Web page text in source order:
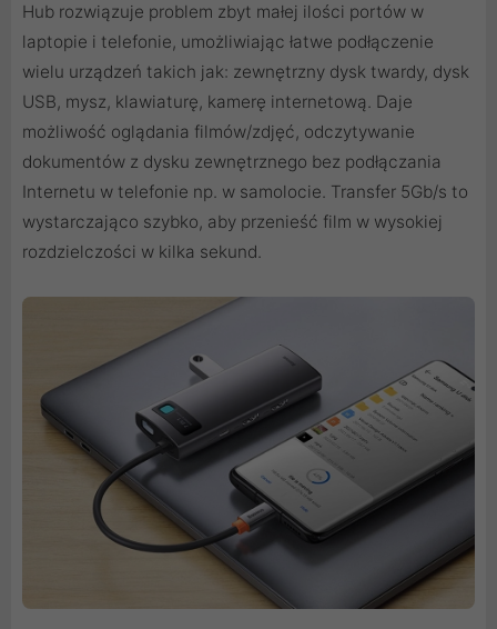
Hub rozwiązuje problem zbyt małej ilości portów w
laptopie i telefonie, umożliwiając łatwe podłączenie
wielu urządzeń takich jak: zewnętrzny dysk twardy, dysk
USB, mysz, klawiaturę, kamerę internetową. Daje
możliwość oglądania filmów/zdjęć, odczytywanie
dokumentów z dysku zewnętrznego bez podłączania
Internetu w telefonie np. w samolocie. Transfer 5Gb/s to
wystarczająco szybko, aby przenieść film w wysokiej
rozdzielczości w kilka sekund.